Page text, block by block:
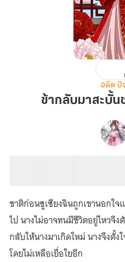
มา
อดีต ปั
ข้ากลับมาสะบั้น
ชาติก่อนซูเซียงฉินถูกเขานอกใจ
ไป นางไม่อาจทนมีชีวิตอยู่ไหวจึ
กลับให้นางมาเกิดใหม่ นางจึงตั้
โดยไม่เหลือเยื่อใยอีก